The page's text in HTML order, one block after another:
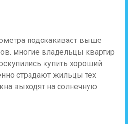
подскакивает выше
многие владельцы квартир
купить хороший
страдают жильцы тех
выходят на солнечную